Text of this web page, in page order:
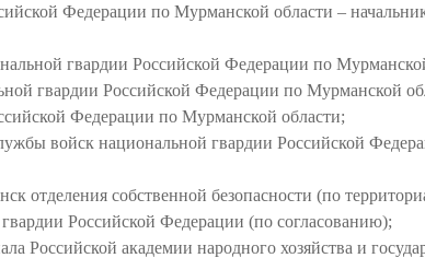
Федерации по Мурманской области –
гвардии Российской Федерации по
гвардии Российской Федерации по Мурманской
Федерации по Мурманской области;
войск национальной гвардии Российской
отделения собственной безопасности (по
Российской Федерации (по согласованию);
Российской академии народного хозяйства и